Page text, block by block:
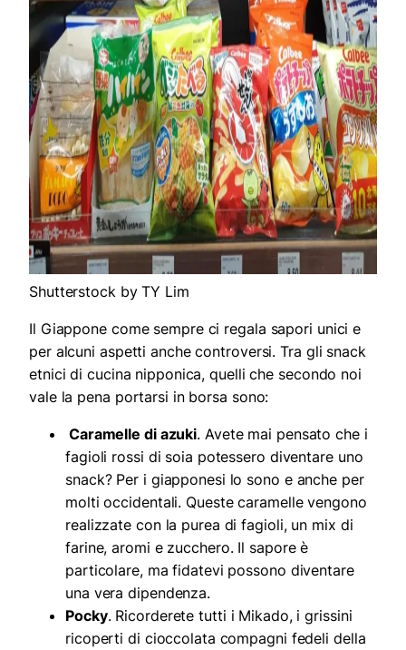
Shutterstock by TY Lim
Il Giappone come sempre ci regala sapori unici e
per alcuni aspetti anche controversi. Tra gli snack
etnici di cucina nipponica, quelli che secondo noi
vale la pena portarsi in borsa sono:
Caramelle di azuki. Avete mai pensato che i
fagioli rossi di soia potessero diventare uno
snack? Per i giapponesi lo sono e anche per
molti occidentali. Queste caramelle vengono
realizzate con la purea di fagioli, un mix di
farine, aromi e zucchero. Il sapore è
particolare, ma fidatevi possono diventare
una vera dipendenza.
Pocky. Ricorderete tutti i Mikado, i grissini
ricoperti di cioccolata compagni fedeli della